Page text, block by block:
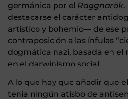
germánica por el Raggnarök.
destacarse el carácter
artístico y bohemio— de ese
contraposición a las ínfulas
dogmática nazi, basada en el
en el darwinismo social.
A lo que hay que añadir que
tenía ningún atisbo de